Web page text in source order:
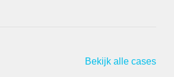
Bekijk alle cases